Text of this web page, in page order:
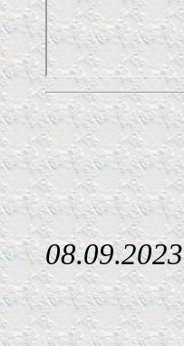
Дата
08.09.2023